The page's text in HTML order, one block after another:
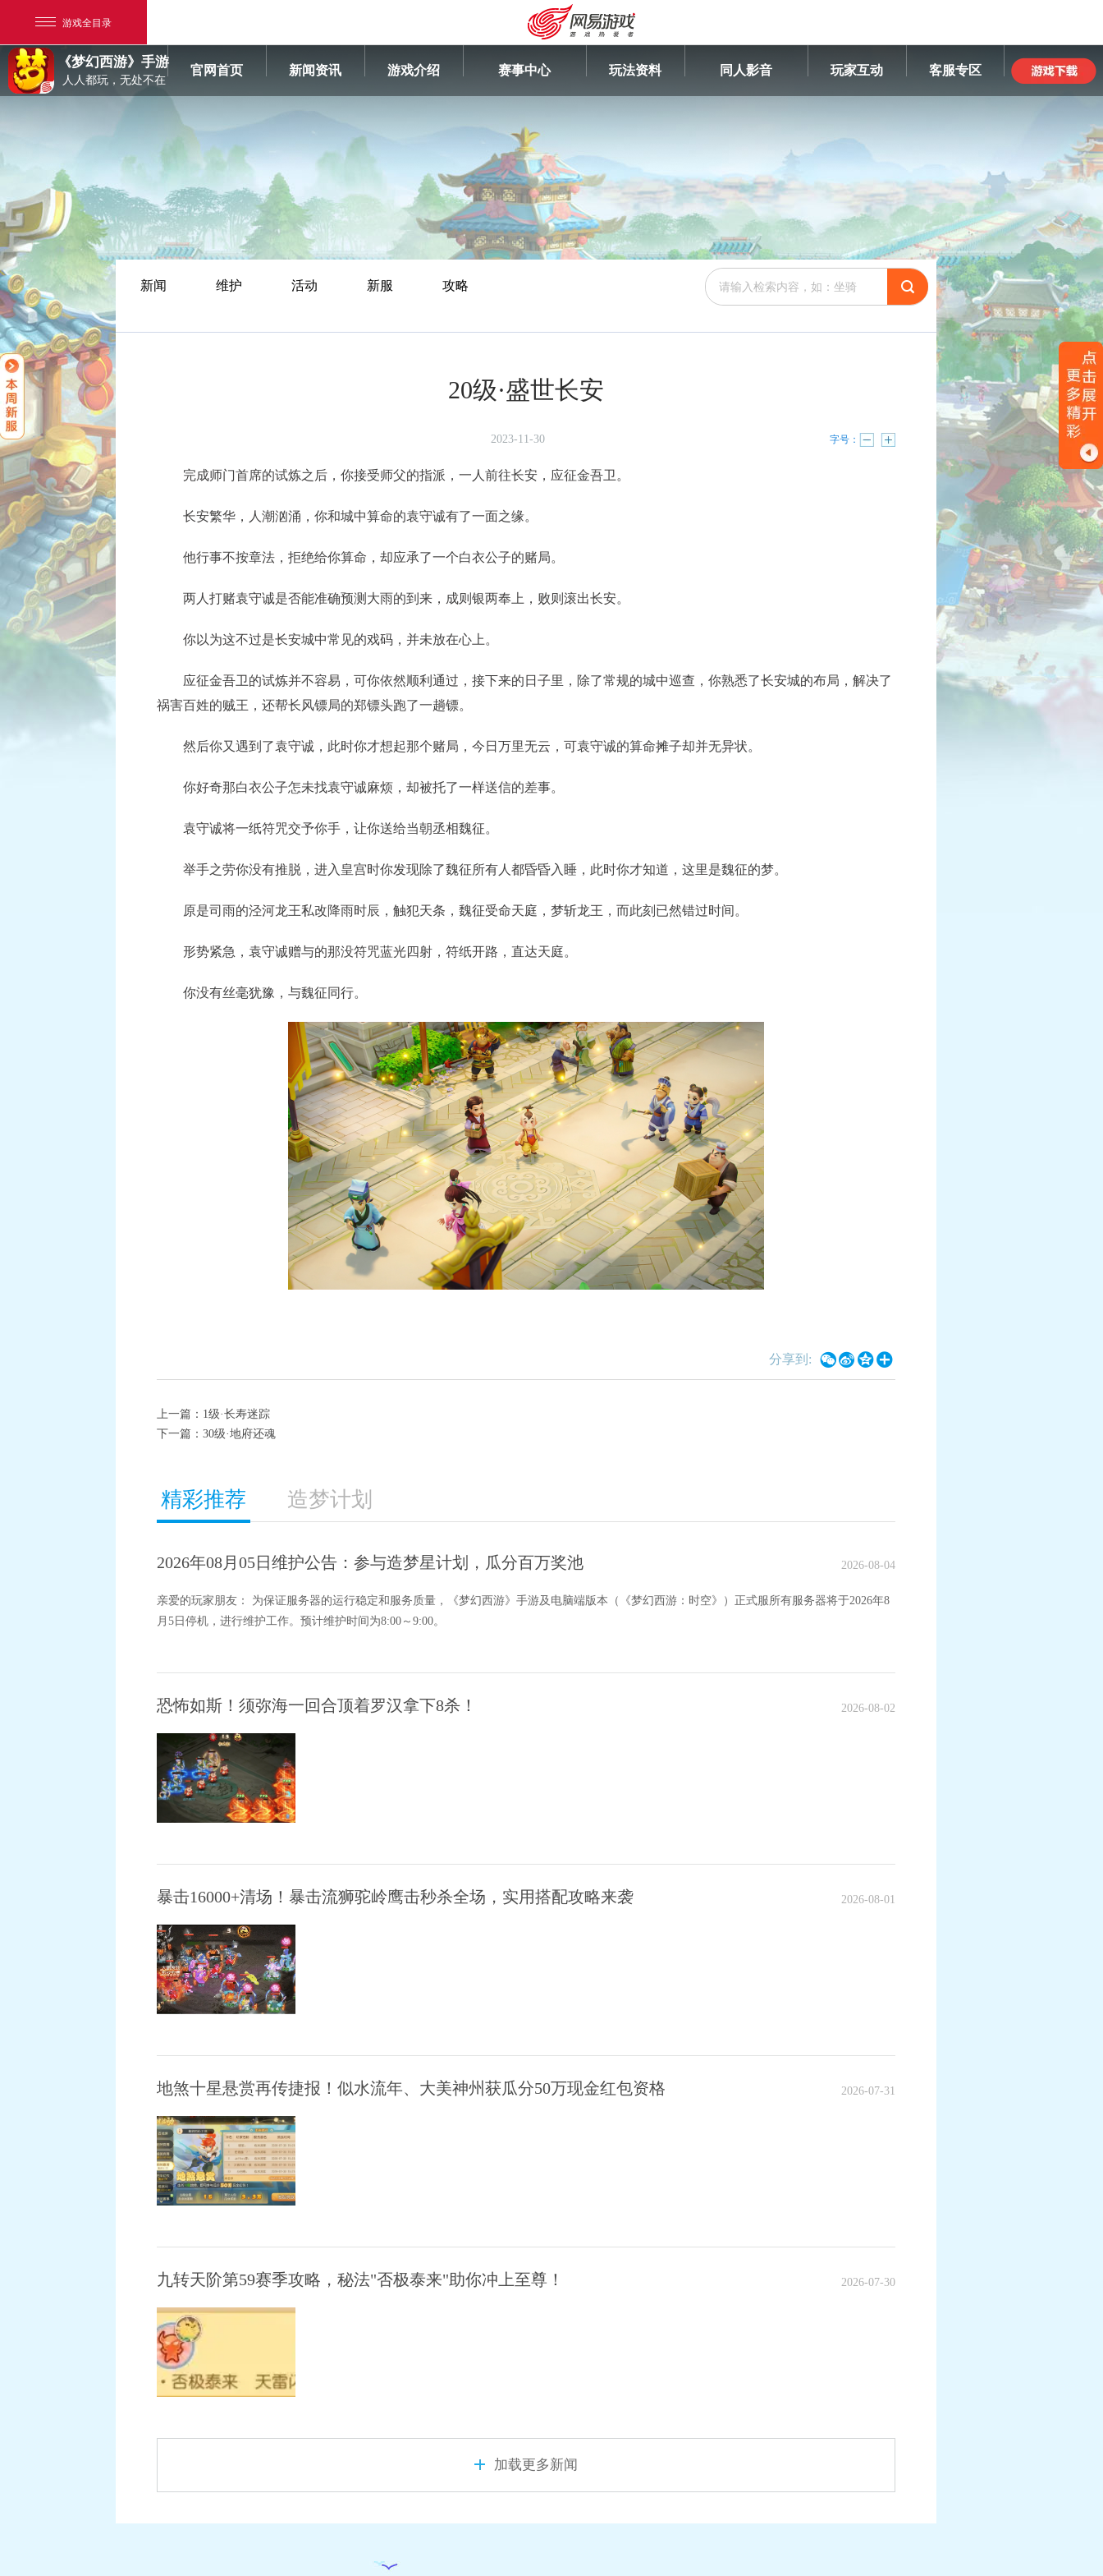
游戏全目录
网易游戏
游戏爱好者
我的足迹： 梦幻西游手游
《梦幻西游》手游
人人都玩，无处不在
官网首页 新闻资讯 游戏介绍 赛事中心 玩法资料 同人影音 玩家互动 客服专区
逐鹿三界
查看详情
武神坛
查看详情
X9联赛
《梦幻西游》手游全新月华幻衣“群仙毕至”系
新闻 维护 活动 新服 攻略
20级·盛世长安
2023-11-30 字号：
完成师门首席的试炼之后，你接受师父的指派，一人前往长安，应征金吾卫。
长安繁华，人潮汹涌，你和城中算命的袁守诚有了一面之缘。
他行事不按章法，拒绝给你算命，却应承了一个白衣公子的赌局。
两人打赌袁守诚是否能准确预测大雨的到来，成则银两奉上，败则滚出长安。
你以为这不过是长安城中常见的戏码，并未放在心上。
应征金吾卫的试炼并不容易，可你依然顺利通过，接下来的日子里，除了常规的城中巡查，你熟悉了长安城的布局，解决了
祸害百姓的贼王，还帮长风镖局的郑镖头跑了一趟镖。
然后你又遇到了袁守诚，此时你才想起那个赌局，今日万里无云，可袁守诚的算命摊子却并无异状。
你好奇那白衣公子怎未找袁守诚麻烦，却被托了一样送信的差事。
袁守诚将一纸符咒交予你手，让你送给当朝丞相魏征。
举手之劳你没有推脱，进入皇宫时你发现除了魏征所有人都昏昏入睡，此时你才知道，这里是魏征的梦。
原是司雨的泾河龙王私改降雨时辰，触犯天条，魏征受命天庭，梦斩龙王，而此刻已然错过时间。
形势紧急，袁守诚赠与的那没符咒蓝光四射，符纸开路，直达天庭。
你没有丝毫犹豫，与魏征同行。
分享到:  
上一篇： 1级·长寿迷踪
下一篇： 30级·地府还魂
精彩推荐 造梦计划
2026年08月05日维护公告：参与造梦星计划，瓜分百万奖池 2026-08-04
亲爱的玩家朋友： 为保证服务器的运行稳定和服务质量，《梦幻西游》手游及电脑端版本（《梦幻西游：时空》）正式服所有服务器将于2026年8
月5日停机，进行维护工作。预计维护时间为8:00～9:00。
恐怖如斯！须弥海一回合顶着罗汉拿下8杀！ 2026-08-02
暴击16000+清场！暴击流狮驼岭鹰击秒杀全场，实用搭配攻略来袭 2026-08-01
地煞十星悬赏再传捷报！似水流年、大美神州获瓜分50万现金红包资格 2026-07-31
九转天阶第59赛季攻略，秘法"否极泰来"助你冲上至尊！ 2026-07-30
加载更多新闻